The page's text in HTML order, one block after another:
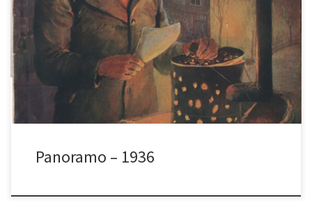
Panoramo – 1936